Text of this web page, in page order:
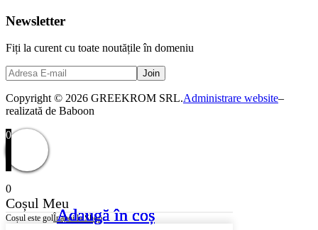
Adaugă în coș
Adaugă în coș
Adaugă în coș
Adaugă în coș
Newsletter
Fiți la curent cu toate noutățile în domeniu
Copyright © 2026 GREEKROM SRL.Administrare website–
realizată de Baboon
0
0
Coșul Meu
Coșul este golÎnapoi la Shop